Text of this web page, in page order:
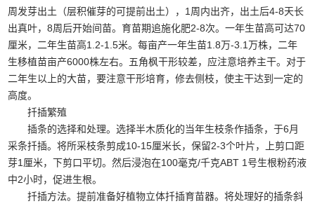
周发芽出土（层积催芽的可提前出土），1周内出齐，出土后4-8天长
出真叶，8周后开始间苗。育苗期追施化肥2-8次。一年生苗高可达70
厘米，二年生苗高1.2-1.5米。每亩产一年生苗1.8万-3.1万株，二年
生移植苗亩产6000株左右。五角枫干形较差，应注意培养主干。对于
二年生以上的大苗，要注意干形培育，修去侧枝，使主干达到一定的
高度。
扦插繁殖
插条的选择和处理。选择半木质化的当年生枝条作插条，于6月
采条扦插。将所采枝条剪成10-15厘米长，保留2-3个叶片，上剪口距
芽1厘米，下剪口平切。然后浸泡在100毫克/千克ABT 1号生根粉药液
中2小时，促进生根。
扦插方法。提前准备好植物立体扦插育苗器。将处理好的插条斜